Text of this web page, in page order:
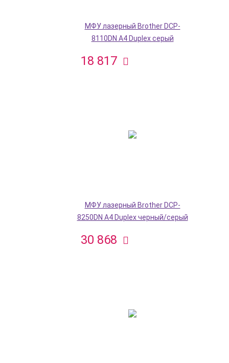
МФУ лазерный Brother DCP-
8110DN A4 Duplex серый
18 817
МФУ лазерный Brother DCP-
8250DN A4 Duplex черный/серый
30 868